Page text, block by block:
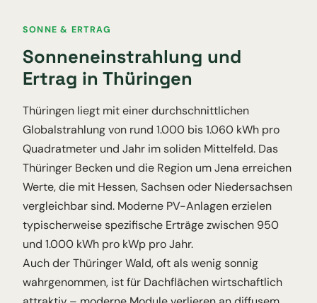
SONNE & ERTRAG
Sonneneinstrahlung und
Ertrag in Thüringen
Thüringen liegt mit einer durchschnittlichen
Globalstrahlung von rund 1.000 bis 1.060 kWh pro
Quadratmeter und Jahr im soliden Mittelfeld. Das
Thüringer Becken und die Region um Jena erreichen
Werte, die mit Hessen, Sachsen oder Niedersachsen
vergleichbar sind. Moderne PV-Anlagen erzielen
typischerweise spezifische Erträge zwischen 950
und 1.000 kWh pro kWp pro Jahr.
Auch der Thüringer Wald, oft als wenig sonnig
wahrgenommen, ist für Dachflächen wirtschaftlich